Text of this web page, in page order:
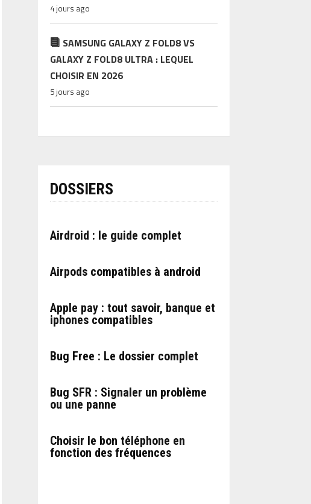
4 jours ago
SAMSUNG GALAXY Z FOLD8 VS
GALAXY Z FOLD8 ULTRA : LEQUEL
CHOISIR EN 2026
5 jours ago
DOSSIERS
Airdroid : le guide complet
Airpods compatibles à android
Apple pay : tout savoir, banque et
iphones compatibles
Bug Free : Le dossier complet
Bug SFR : Signaler un problème
ou une panne
Choisir le bon téléphone en
fonction des fréquences